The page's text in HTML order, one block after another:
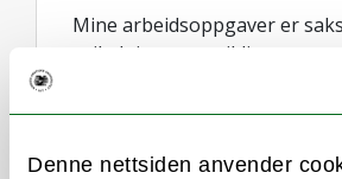
Denne nettsiden anvender
Mine arbeidsoppgaver er
veiledning og
ansettelses- og
vitenskapelige stillinger og
Jeg har særlig ansvar for